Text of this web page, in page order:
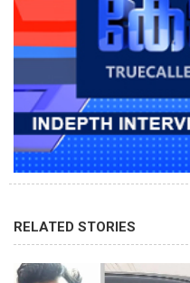
RELATED STORIES